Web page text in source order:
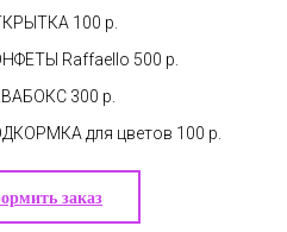
100 р.
Raffaello 500 р.
300 р.
для цветов 100 р.
заказ